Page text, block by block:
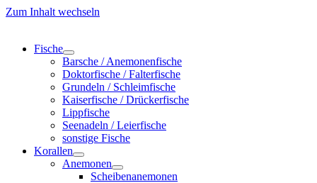
Zum Inhalt wechseln
Fische
Barsche / Anemonenfische
Doktorfische / Falterfische
Grundeln / Schleimfische
Kaiserfische / Drückerfische
Lippfische
Seenadeln / Leierfische
sonstige Fische
Korallen
Anemonen
Scheibenanemonen